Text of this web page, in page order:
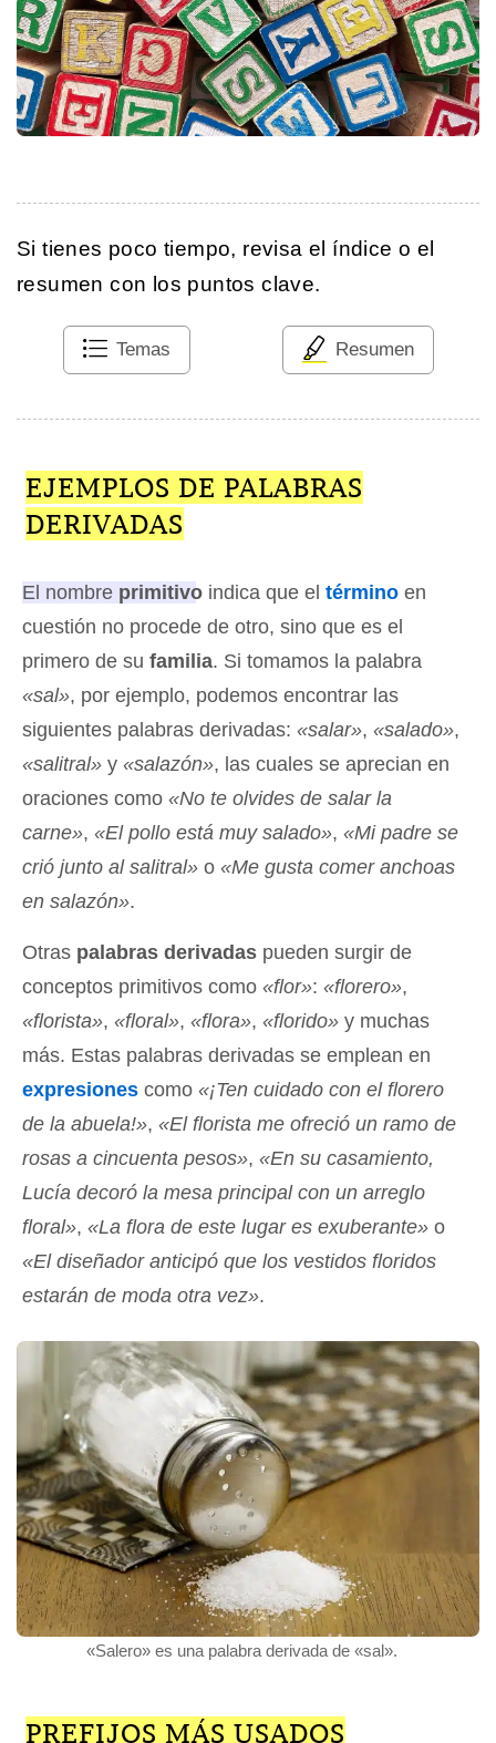
Si tienes poco tiempo, revisa el índice o el
resumen con los puntos clave.
Temas Resumen
EJEMPLOS DE PALABRAS
DERIVADAS
El nombre primitivo indica que el término en
cuestión no procede de otro, sino que es el
primero de su familia. Si tomamos la palabra
«sal», por ejemplo, podemos encontrar las
siguientes palabras derivadas: «salar», «salado»,
«salitral» y «salazón», las cuales se aprecian en
oraciones como «No te olvides de salar la
carne», «El pollo está muy salado», «Mi padre se
crió junto al salitral» o «Me gusta comer anchoas
en salazón».
Otras palabras derivadas pueden surgir de
conceptos primitivos como «flor»: «florero»,
«florista», «floral», «flora», «florido» y muchas
más. Estas palabras derivadas se emplean en
expresiones como «¡Ten cuidado con el florero
de la abuela!», «El florista me ofreció un ramo de
rosas a cincuenta pesos», «En su casamiento,
Lucía decoró la mesa principal con un arreglo
floral», «La flora de este lugar es exuberante» o
«El diseñador anticipó que los vestidos floridos
estarán de moda otra vez».
«Salero» es una palabra derivada de «sal».
PREFIJOS MÁS USADOS